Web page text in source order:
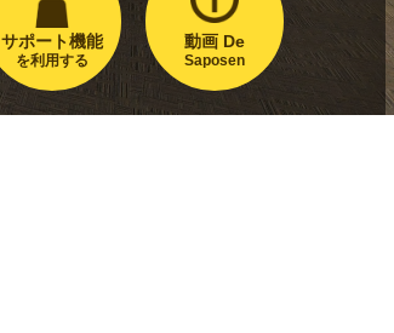
サポート機能
を利用する
動画 De
Saposen